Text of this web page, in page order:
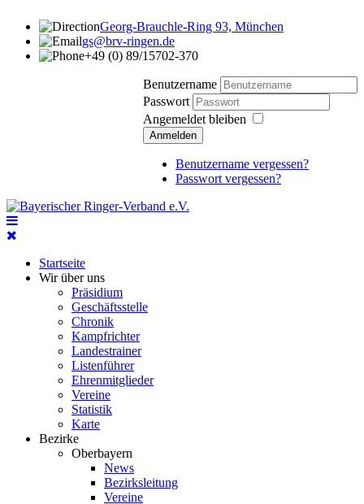
Georg-Brauchle-Ring 93, München
gs@brv-ringen.de
+49 (0) 89/15702-370
Benutzername
Passwort
Angemeldet bleiben
Anmelden
Benutzername vergessen?
Passwort vergessen?
Startseite
Wir über uns
Präsidium
Geschäftsstelle
Chronik
Kampfrichter
Landestrainer
Listenführer
Ehrenmitglieder
Vereine
Statistik
Karte
Bezirke
Oberbayern
News
Bezirksleitung
Vereine